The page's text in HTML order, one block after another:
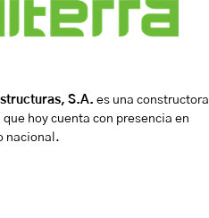
S.A. es una constructora
hoy cuenta con presencia en
nacional.